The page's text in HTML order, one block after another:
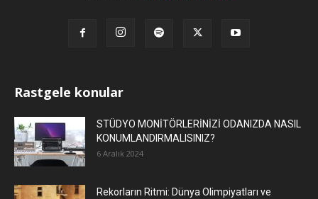
Rastgele konular
STÜDYO MONİTÖRLERİNİZİ ODANIZDA NASIL
KONUMLANDIRMALISINIZ?
6 Aralık 2024
Rekorların Ritmi: Dünya Olimpiyatları ve